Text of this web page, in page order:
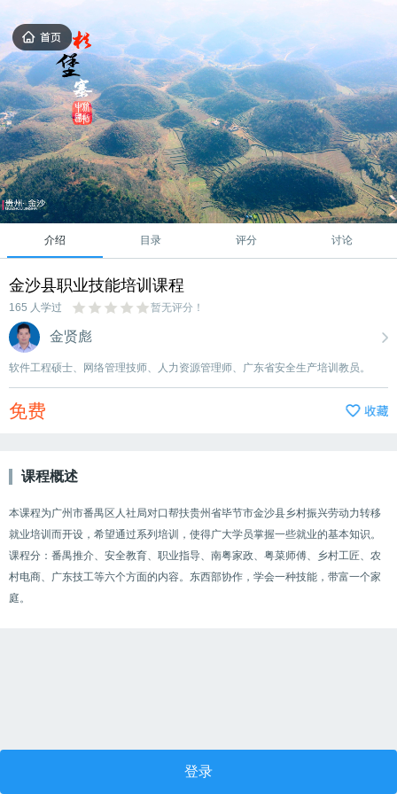
介绍 目录 评分 讨论
金沙县职业技能培训课程
165 人学过 暂无评分！
金贤彪
软件工程硕士、网络管理技师、人力资源管理师、广东省安全生产培训教员。
免费
课程概述
本课程为广州市番禺区人社局对口帮扶贵州省毕节市金沙县乡村振兴劳动力转移
就业培训而开设，希望通过系列培训，使得广大学员掌握一些就业的基本知识。
课程分：番禺推介、安全教育、职业指导、南粤家政、粤菜师傅、乡村工匠、农
村电商、广东技工等六个方面的内容。东西部协作，学会一种技能，带富一个家
庭。
登录